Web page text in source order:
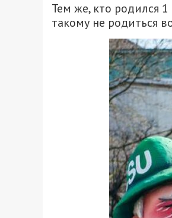
Тем же, кто родился
такому не родиться